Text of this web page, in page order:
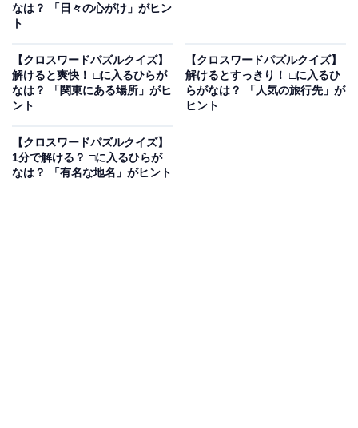
きり！ 空欄に共通する2文字は？ 植物にまつ
わる言葉がヒント
次ページ
なは？ 「日々の心がけ」がヒン
ト
【クロスワードパズルクイズ】
解けると爽快！ □に入るひらが
なは？ 「関東にある場所」がヒ
ント
【クロスワードパズルクイズ】
解けるとすっきり！ □に入るひ
らがなは？ 「人気の旅行先」が
ヒント
【クロスワードパズルクイズ】
1分で解ける？ □に入るひらが
なは？ 「有名な地名」がヒント